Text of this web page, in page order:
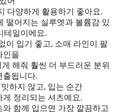
다양하게 활용하기 좋아요.
떨어지는 실루엣과 볼륨감 있
테일이에요.
이 입기 좋고, 소매 라인이 팔
인을
해줘 훨씬 더 부드러운 분위
출됩니다.
하지 않고, 입는 순간
게 정리되는 셔츠예요.
함께 입으면 가장 깔끔하고